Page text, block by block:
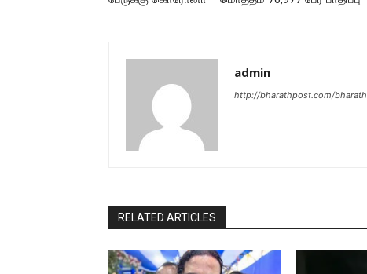
admin
http://bharathpost.com/bharath
RELATED ARTICLES